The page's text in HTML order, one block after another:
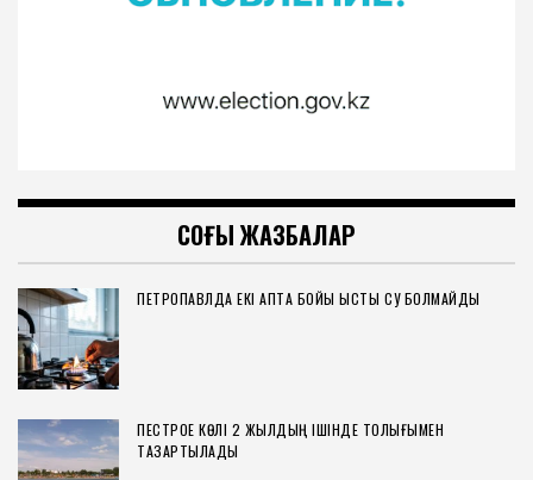
СОҢҒЫ ЖАЗБАЛАР
ПЕТРОПАВЛДА ЕКІ АПТА БОЙЫ ЫСТЫҚ СУ БОЛМАЙДЫ
ПЕСТРОЕ КӨЛІ 2 ЖЫЛДЫҢ ІШІНДЕ ТОЛЫҒЫМЕН
ТАЗАРТЫЛАДЫ